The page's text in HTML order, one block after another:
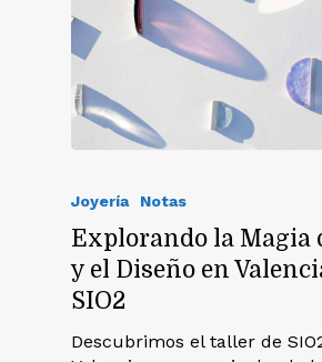
Joyería Notas
Explorando la Magia
y el Diseño en
SIO2
Descubrimos el taller de